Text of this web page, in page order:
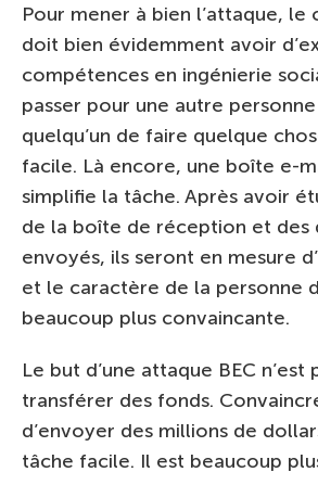
Pour mener à bien l’attaque, le
doit bien évidemment avoir
compétences en ingénierie
passer pour une autre
quelqu’un de faire quelque
facile. Là encore, une boîte e-
simplifie la tâche. Après avoir
de la boîte de réception et des
envoyés, ils seront en mesure
et le caractère de la personne
beaucoup plus convaincante.
Le but d’une attaque BEC
transférer des fonds.
d’envoyer des millions de
tâche facile. Il est beaucoup